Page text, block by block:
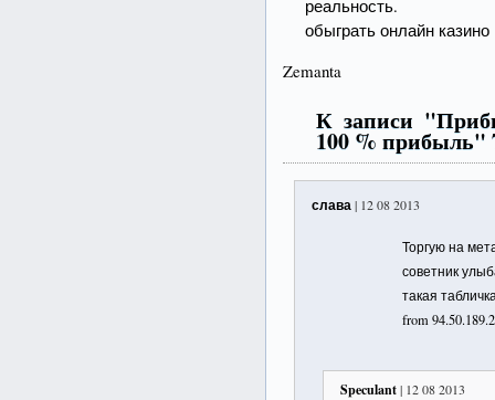
обыграть онлайн
Zemanta
К записи
100 % прибыль"
слава| 12 08 2013
Торгую на
советник
такая
from
Speculant| 12 08 2013